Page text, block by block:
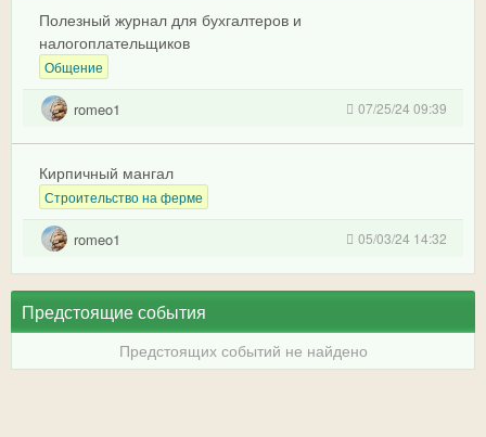
Полезный журнал для бухгалтеров и
налогоплательщиков
Общение
romeo1 07/25/24 09:39
Кирпичный мангал
Строительство на ферме
romeo1 05/03/24 14:32
Предстоящие события
Предстоящих событий не найдено